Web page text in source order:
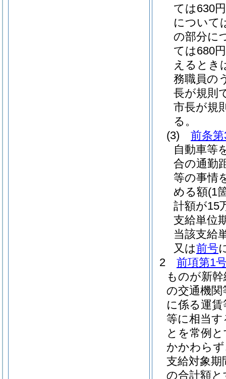
ては630
について
の部分に
ては680
えるとき
務職員の
長が規則
市長が規
る。
(3)
前条
自動車等
合の通勤
等の事情
める額(1
計額が15
支給単位
当該支給
又は前号
2
前項第1
ものが新
の交通機
に係る運
等に相当
とを常例
かかわら
支給対象期
の合計額